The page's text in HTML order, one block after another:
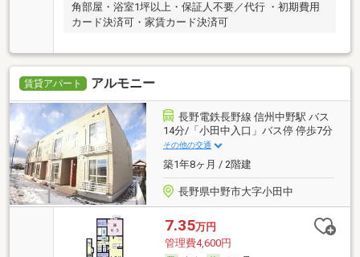
角部屋・浴室1坪以上・保証人不要／代行 ・初期費用
カード決済可・家賃カード決済可
賃貸アパート アルモニー
長野電鉄長野線 信州中野駅 バス
14分/「小田中入口」バス停 停歩7分
その他の交通
築1年8ヶ月 / 2階建
長野県中野市大字小田中
7.35万円
管理費4,600円